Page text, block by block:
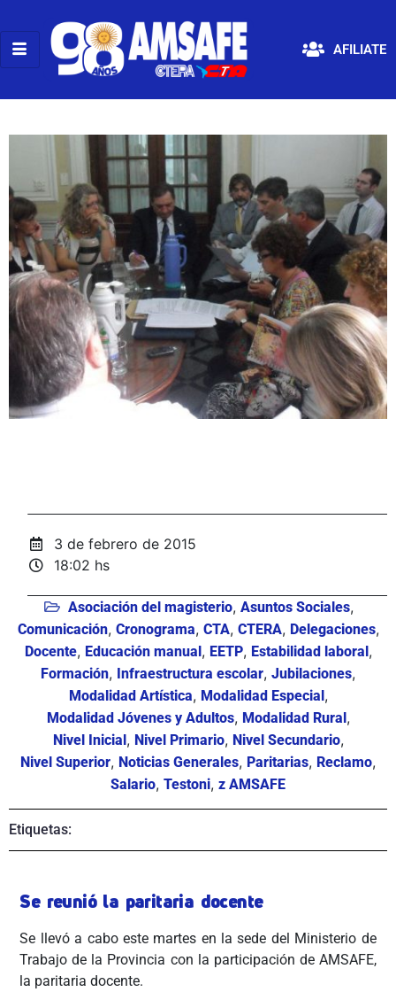
AFILIATE
3 de febrero de 2015
18:02 hs
Asociación del magisterio, Asuntos Sociales,
Comunicación, Cronograma, CTA, CTERA, Delegaciones,
Docente, Educación manual, EETP, Estabilidad laboral,
Formación, Infraestructura escolar, Jubilaciones,
Modalidad Artística, Modalidad Especial,
Modalidad Jóvenes y Adultos, Modalidad Rural,
Nivel Inicial, Nivel Primario, Nivel Secundario,
Nivel Superior, Noticias Generales, Paritarias, Reclamo,
Salario, Testoni, z AMSAFE
Etiquetas:
Se reunió la paritaria docente
Se llevó a cabo este martes en la sede del Ministerio de
Trabajo de la Provincia con la participación de AMSAFE,
la paritaria docente.